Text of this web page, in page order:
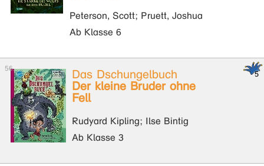
Peterson, Scott; Pruett, Joshua
Ab Klasse 6
Das Dschungelbuch
Der kleine Bruder ohne
Fell
Rudyard Kipling; Ilse Bintig
Ab Klasse 3